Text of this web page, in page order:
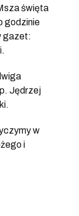
święta
godzinie
gazet:
Jędrzej
w
i